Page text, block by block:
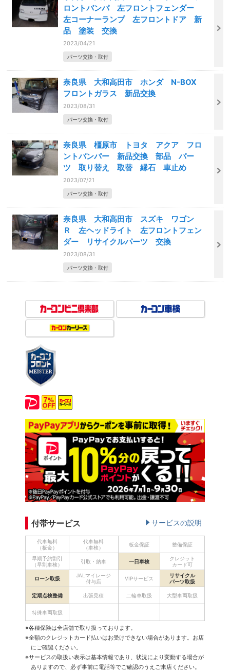
ロントバンパ 左フロントフェンダー
左コーナーランプ 左フロントドア 新
品 塗装 交換
2023/04/21
パーツ交換・取付
奈良県 大和高田市 ホンダ N-BOX
フロントガラス 新品交換
2023/08/31
パーツ交換・取付
奈良県 橿原市 トヨタ アクア フロ
ントバンパー 新品交換 部品 パー
ツ 取り替え 取替 縁石 車止め
2023/07/21
パーツ交換・取付
奈良県 大和高田市 スズキ ワゴン
Ｒ 左ヘッドライト 左フロントフェン
ダー リサイクルパーツ 交換
2023/08/31
パーツ交換・取付
付帯サービス サービスの説明
代車無料
（板金）
代車無料
（車検）
板金保証 整備保証
早期予約割引
（早割車検）
引取・納車 一日車検
クレジット
カード可
ローン取扱
JALマイレージ
付与店
VIPサービス
リサイクル
パーツ取扱
定期点検整備 出張見積 二輪車取扱 大型車両取扱
特殊車両取扱
※各種保険は全店舗で取り扱っております。
※全額のクレジットカード払いはお受けできない場合があります。お店
にご確認ください。
※サービスの取扱い表示は基本情報であり、状況により変動する場合が
ありますので、必ず事前に電話等でご確認のうえご来店ください。